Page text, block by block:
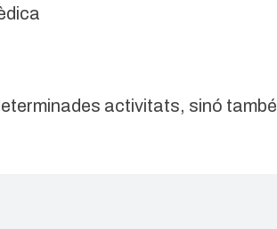
activitats, sinó també